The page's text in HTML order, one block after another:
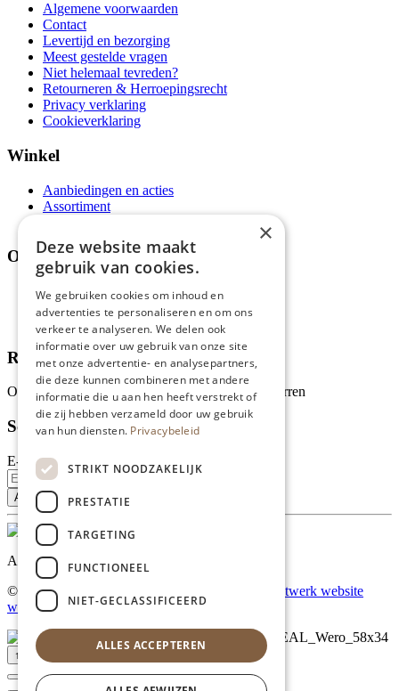
Algemene voorwaarden
Contact
Levertijd en bezorging
Meest gestelde vragen
Niet helemaal tevreden?
Retourneren & Herroepingsrecht
Privacy verklaring
Cookieverklaring
Winkel
Aanbiedingen en acties
Assortiment
Over ons
Wie zijn wij?
Recepten
Tips
Recensies
Onze klanten waarderen ons met 4.9 van de 5 sterren
Schrijf je in voor onze nieuwsbrief
E-mailadres
Al onze prijzen zijn incl. BTW
© Copyright 2026 Limburgs Bakwinkeltje |
Maatwerk website
webmix
↑ Top
×
Deze website maakt
gebruik van cookies.
We gebruiken cookies om inhoud en
advertenties te personaliseren en om ons
verkeer te analyseren. We delen ook
informatie over uw gebruik van onze site
met onze advertentie- en analysepartners,
die deze kunnen combineren met andere
informatie die u aan hen heeft verstrekt of
die zij hebben verzameld door uw gebruik
van hun diensten. Privacybeleid
STRIKT NOODZAKELIJK
PRESTATIE
TARGETING
FUNCTIONEEL
NIET-GECLASSIFICEERD
ALLES ACCEPTEREN